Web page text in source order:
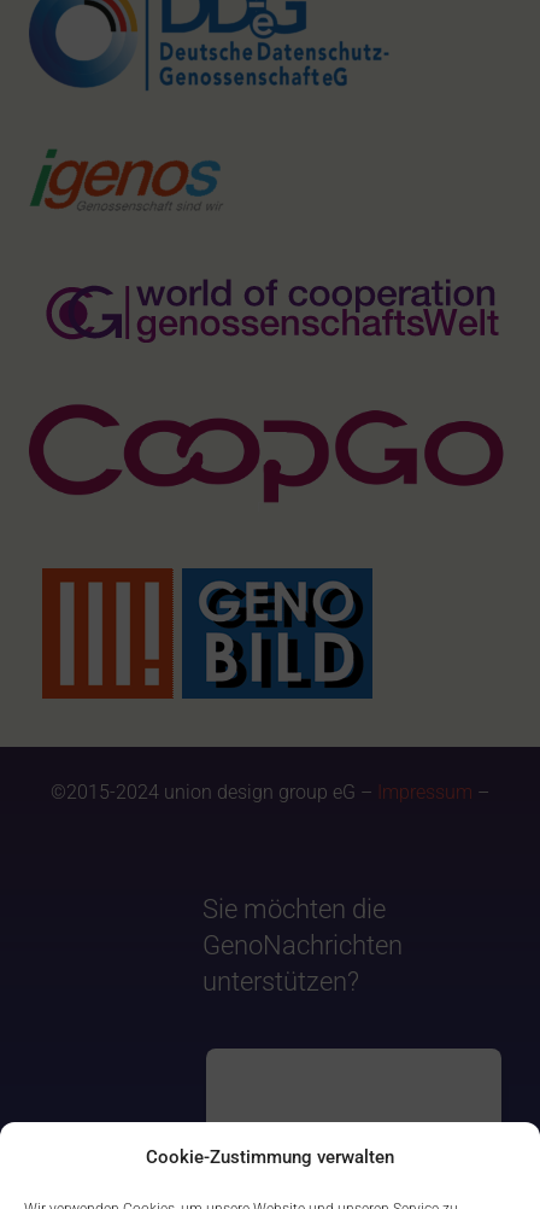
Cookie-Zustimmung verwalten
©2015-2024 union design group eG – Impressum –
Sie möchten die
GenoNachrichten
unterstützen?